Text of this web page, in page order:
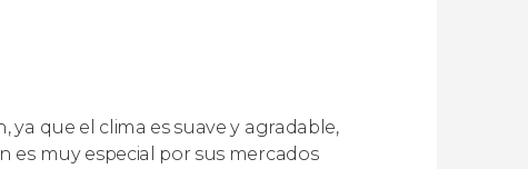
ya que el clima es suave y agradable,
es muy especial por sus mercados